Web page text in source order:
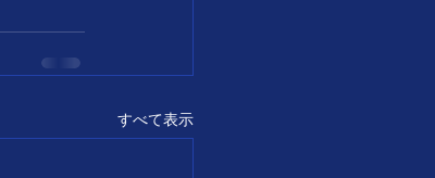
すべて表示